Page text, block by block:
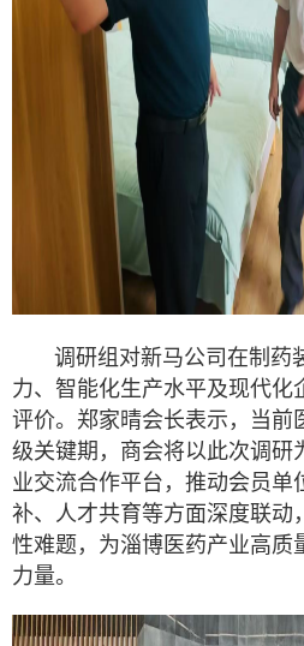
调研组对新马公司在制药
力、智能化生产水平及现代化
评价。郑家晴会长表示，当前
级关键期，商会将以此次调研
业交流合作平台，推动会员单
补、人才共育等方面深度联动
性难题，为淄博医药产业高质
力量。